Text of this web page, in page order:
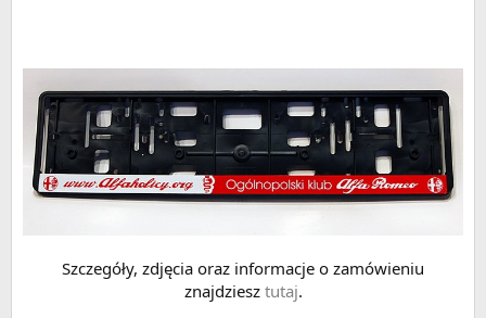
Szczegóły, zdjęcia oraz informacje o zamówieniu
znajdziesz tutaj.